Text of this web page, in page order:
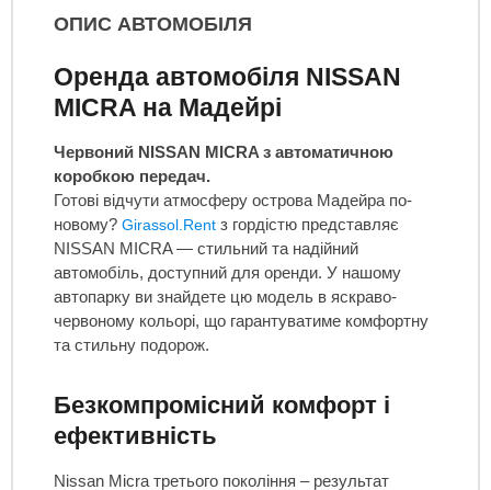
ОПИС АВТОМОБІЛЯ
Оренда автомобіля NISSAN
MICRA на Мадейрі
Червоний NISSAN MICRA з автоматичною
коробкою передач.
Готові відчути атмосферу острова Мадейра по-
новому? Girassol.Rent з гордістю представляє
NISSAN MICRA — стильний та надійний
автомобіль, доступний для оренди. У нашому
автопарку ви знайдете цю модель в яскраво-
червоному кольорі, що гарантуватиме комфортну
та стильну подорож.
Безкомпромісний комфорт і
ефективність
Nissan Micra третього покоління – результат